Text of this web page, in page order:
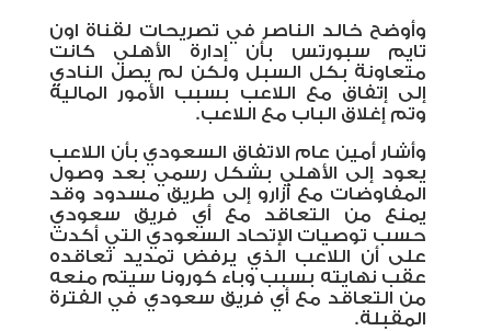
وأوضح خالد الناصر في تصريحات لقناة اون
تايم سبورتس بأن إدارة الأهلي كانت
متعاونة بكل السبل ولكن لم يصل النادي
إلى إتفاق مع اللاعب بسبب الأمور المالية
وتم إغلاق الباب مع اللاعب.
وأشار أمين عام الاتفاق السعودي بأن اللاعب
يعود إلى الأهلي بشكل رسمي بعد وصول
المفاوضات مع أزارو إلى طريق مسدود وقد
يمنع من التعاقد مع أي فريق سعودي
حسب توصيات الإتحاد السعودي التي أكدت
على أن اللاعب الذي يرفض تمديد تعاقده
عقب نهايته بسبب وباء كورونا سيتم منعه
من التعاقد مع أي فريق سعودي في الفترة
المقبلة.